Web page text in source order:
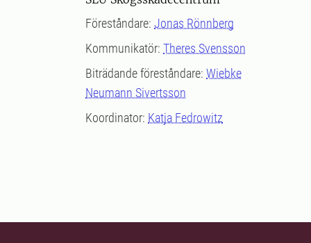
Föreståndare: Jonas Rönnberg
Kommunikatör: Theres Svensson
Biträdande föreståndare: Wiebke
Neumann Sivertsson
Koordinator: Katja Fedrowitz